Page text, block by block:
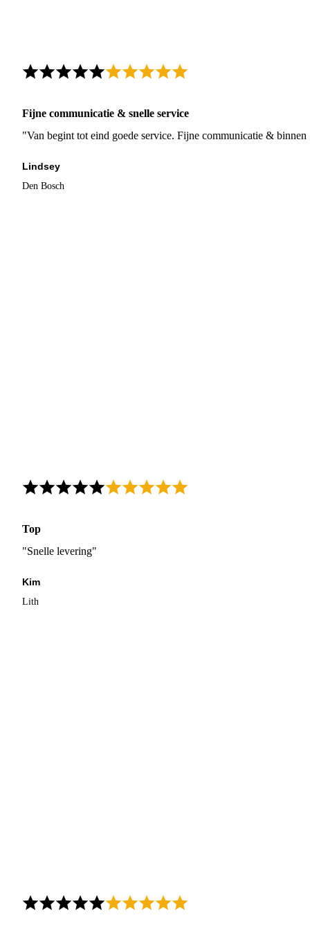
Fijne communicatie & snelle service
"Van begint tot eind goede service. Fijne communicatie &
Lindsey
Den Bosch
Top
"Snelle levering"
Kim
Lith